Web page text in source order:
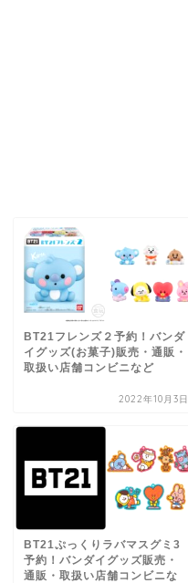
BT21フレンズ２予約！バンダ
イグッズ(お菓子)販売・通販・
取扱い店舗コンビニなど
2022年10月3日
BT21ぷっくりラバマスグミ3
予約！バンダイグッズ販売・
通販・取扱い店舗コンビニな